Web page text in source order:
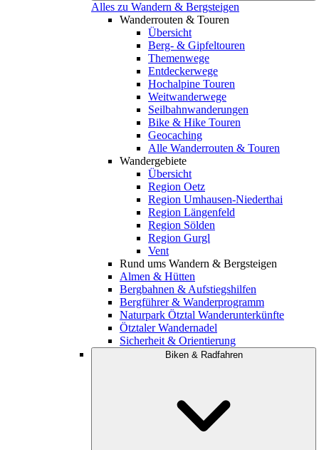
Alles zu Wandern & Bergsteigen
Wanderrouten & Touren
Übersicht
Berg- & Gipfeltouren
Themenwege
Entdeckerwege
Hochalpine Touren
Weitwanderwege
Seilbahnwanderungen
Bike & Hike Touren
Geocaching
Alle Wanderrouten & Touren
Wandergebiete
Übersicht
Region Oetz
Region Umhausen-Niederthai
Region Längenfeld
Region Sölden
Region Gurgl
Vent
Rund ums Wandern & Bergsteigen
Almen & Hütten
Bergbahnen & Aufstiegshilfen
Bergführer & Wanderprogramm
Naturpark Ötztal Wanderunterkünfte
Ötztaler Wandernadel
Sicherheit & Orientierung
Biken & Radfahren